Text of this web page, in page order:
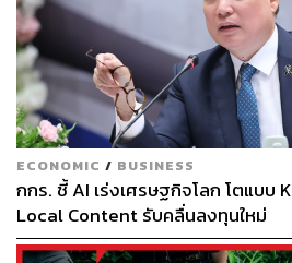
ECONOMIC / BUSINESS
กกร. ชี้ AI เร่งเศรษฐกิจโลก โตแบบ
Local Content รับคลื่นลงทุนใหม่